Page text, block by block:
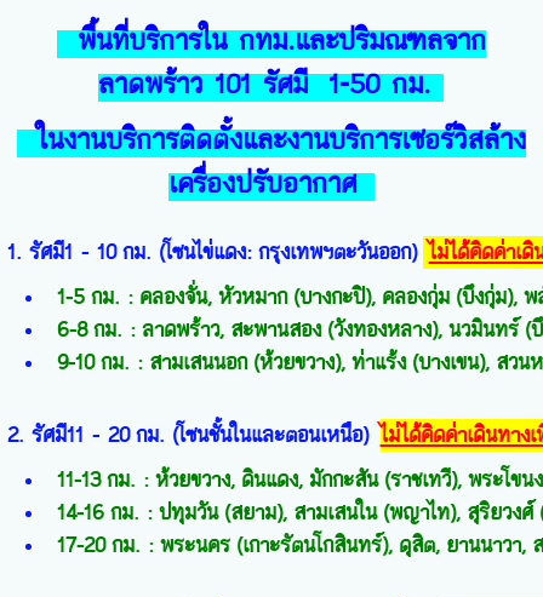
พื้นที่บริการใน กทม.และปริมณฑลจาก
ลาดพร้าว 101 รัศมี 1-50 กม.
ในงานบริการติดตั้งและงานบริการเซอร์วิสล้าง
เครื่องปรับอากาศ
1. รัศมี1 - 10กม. (โซนไข่แดง:กรุงเทพฯตะวันออก) ไม่ได้คิดค่าเดิ
1-5กม. : คลองจั่น,หัวหมาก(บางกะปิ), คลองกุ่ม(บึงกุ่ม),พ
6-8กม. :ลาดพร้าว, สะพานสอง(วังทองหลาง),นวมินทร์(
9-10กม. : สามเสนนอก(ห้วยขวาง),ท่าแร้ง(บางเขน), สวน
2. รัศมี11 - 20กม. (โซนชั้นในและตอนเหนือ)ไม่ได้คิดค่าเดินทาง
11-13กม. :ห้วยขวาง, ดินแดง, มักกะสัน(ราชเทวี),พระโขน
14-16กม. :ปทุมวัน(สยาม), สามเสนใน(พญาไท), สุริยวงศ์
17-20กม. :พระนคร(เกาะรัตนโกสินทร์), ดุสิต, ยานนาวา,